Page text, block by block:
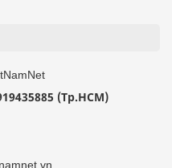
(Tp.HCM)